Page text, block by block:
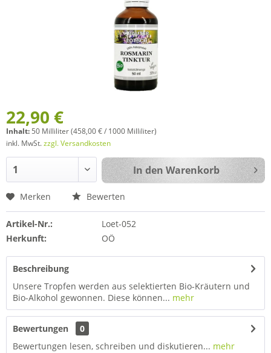
22,90 €
Inhalt: 50 Milliliter (458,00 € / 1000 Milliliter)
inkl. MwSt.zzgl. Versandkosten
In den Warenkorb
Merken Bewerten
Artikel-Nr.:
Loet-052
Herkunft:
OÖ
Beschreibung
Unsere Tropfen werden aus selektierten Bio-Kräutern und
Bio-Alkohol gewonnen. Diese können... mehr
Bewertungen
0
Bewertungen lesen, schreiben und diskutieren... mehr